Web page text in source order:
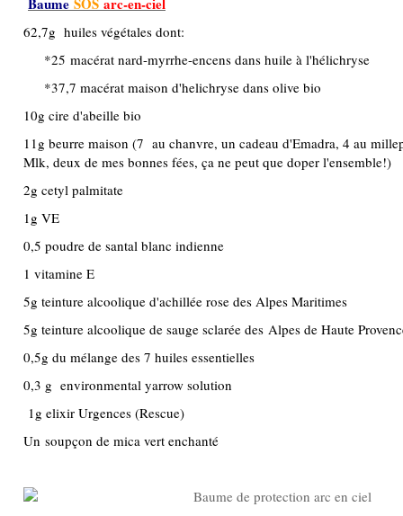
62,7g huiles végétales dont:
*25 macérat nard-myrrhe-encens dans huile à l'hélichryse
*37,7 macérat maison d'helichryse dans olive bio
10g cire d'abeille bio
11g beurre maison (7 au chanvre, un cadeau d'Emadra, 4 au
Mlk, deux de mes bonnes fées, ça ne peut que doper l'ensemble!)
2g cetyl palmitate
1g VE
0,5 poudre de santal blanc indienne
1 vitamine E
5g teinture alcoolique d'achillée rose des Alpes Maritimes
5g teinture alcoolique de sauge sclarée des Alpes de Haute
0,5g du mélange des 7 huiles essentielles
0,3 g environmental yarrow solution
1g elixir Urgences (Rescue)
Un soupçon de mica vert enchanté